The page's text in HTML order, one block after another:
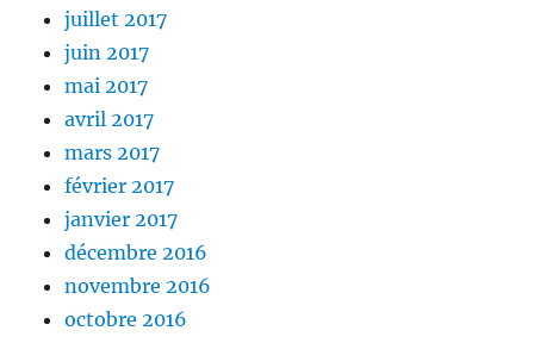
juillet 2017
juin 2017
mai 2017
avril 2017
mars 2017
février 2017
janvier 2017
décembre 2016
novembre 2016
octobre 2016